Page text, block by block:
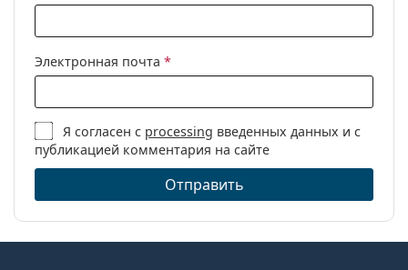
Электронная почта *
Я согласен с processing введенных данных и с
публикацией комментария на сайте
Отправить